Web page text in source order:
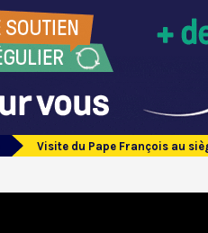
Visite du Pape François au